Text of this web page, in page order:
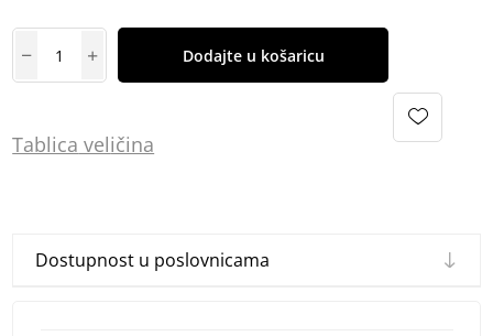
Dodajte u košaricu
Tablica veličina
Dostupnost u poslovnicama